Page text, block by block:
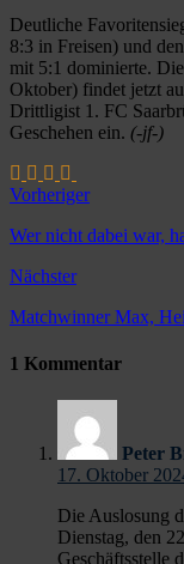
Deutliche
8:3 in Freisen) und
mit 5:1 dominierte.
Oktober) findet jetzt
Drittligist 1. FC
Geschehen ein. (-jf-)
Vorheriger
Wer nicht dabei war,
Nächster
Matchwinner Max,
1 Kommentar
Peter
17. Oktober
Die Auslosung
Dienstag, den
Geschäftsstelle